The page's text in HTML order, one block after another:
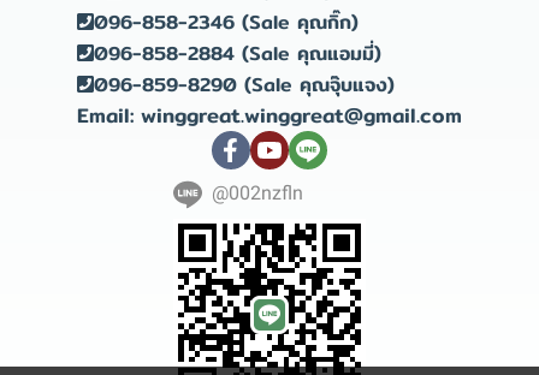
096-858-2346 (Sale คุณกิ๊ก)
096-858-2884 (Sale คุณแอมมี่)
096-859-8290 (Sale คุณจุ๊บแจง)
Email: winggreat.winggreat@gmail.com
@002nzfln